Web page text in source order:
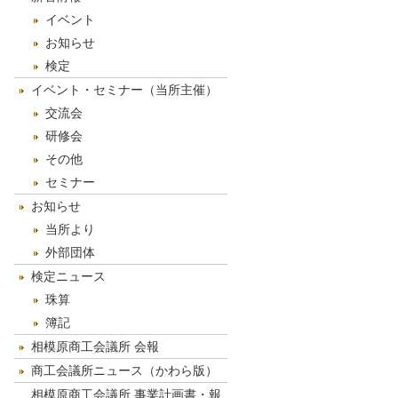
イベント
お知らせ
検定
イベント・セミナー（当所主催）
交流会
研修会
その他
セミナー
お知らせ
当所より
外部団体
検定ニュース
珠算
簿記
相模原商工会議所 会報
商工会議所ニュース（かわら版）
相模原商工会議所 事業計画書・報